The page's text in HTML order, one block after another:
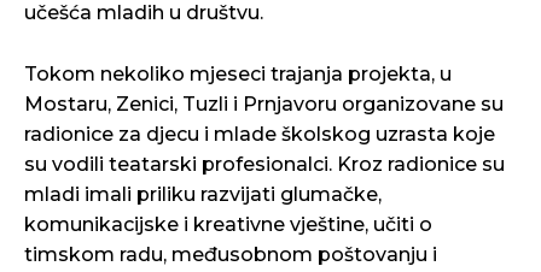
učešća mladih u društvu.
Tokom nekoliko mjeseci trajanja projekta, u
Mostaru, Zenici, Tuzli i Prnjavoru organizovane su
radionice za djecu i mlade školskog uzrasta koje
su vodili teatarski profesionalci. Kroz radionice su
mladi imali priliku razvijati glumačke,
komunikacijske i kreativne vještine, učiti o
timskom radu, međusobnom poštovanju i